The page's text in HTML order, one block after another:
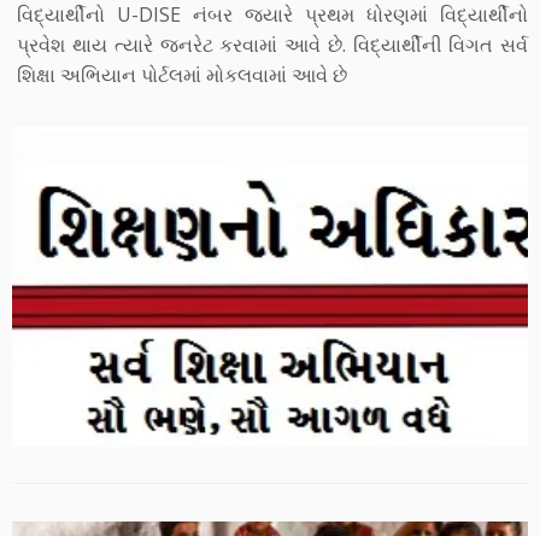
વિદ્યાર્થીનો U-DISE નંબર જ્યારે પ્રથમ ધોરણમાં વિદ્યાર્થીનો
પ્રવેશ થાય ત્યારે જનરેટ કરવામાં આવે છે. વિદ્યાર્થીની વિગત સર્વ
શિક્ષા અભિયાન પોર્ટલમાં મોકલવામાં આવે છે